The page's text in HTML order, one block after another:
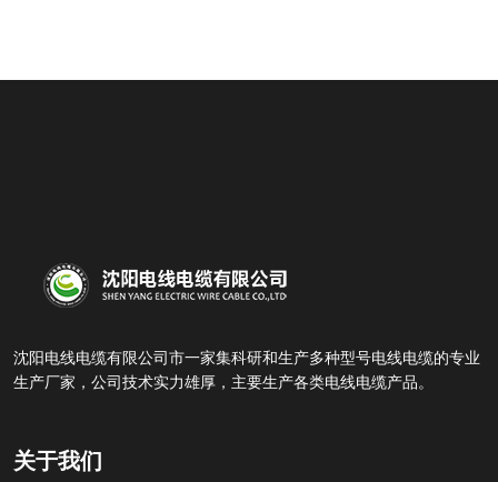
沈阳电线电缆有限公司市一家集科研和生产多种型号电线电缆的专业
生产厂家，公司技术实力雄厚，主要生产各类电线电缆产品。
关于我们